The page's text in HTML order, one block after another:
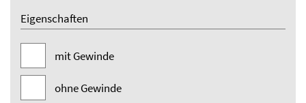
Eigenschaften
mit Gewinde
ohne Gewinde